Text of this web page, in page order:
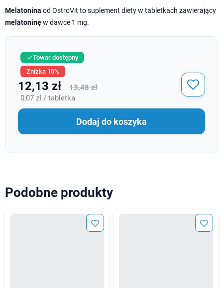
Melatonina od OstroVit to suplement diety w tabletkach zawierający
melatoninęw dawce 1 mg.
Towar dostępny
Zniżka 10%
12,13 zł
13,48 zł
0,07 zł / tabletka
Dodaj do koszyka
Podobne produkty